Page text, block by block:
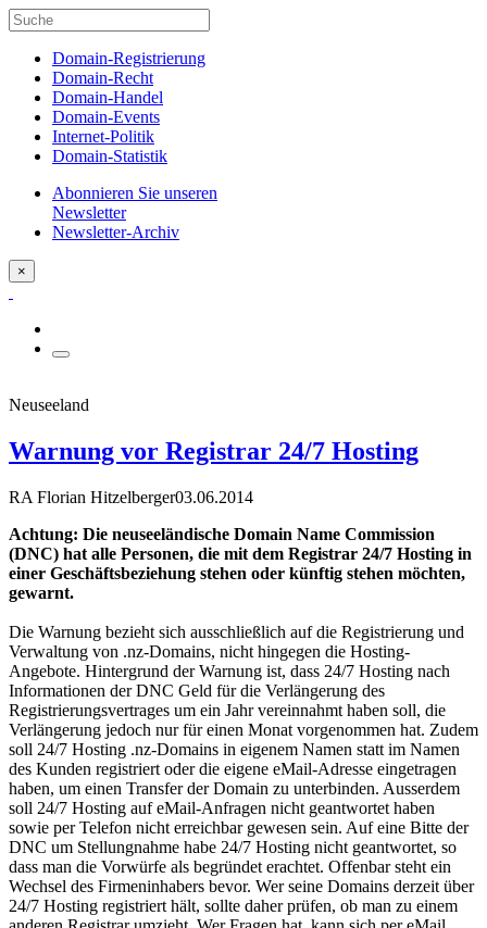
Domain-Registrierung
Domain-Recht
Domain-Handel
Domain-Events
Internet-Politik
Domain-Statistik
Abonnieren Sie unseren
Newsletter
Newsletter-Archiv
×
Neuseeland
Warnung vor Registrar 24/7 Hosting
RA Florian Hitzelberger03.06.2014
Achtung: Die neuseeländische Domain Name Commission
(DNC) hat alle Personen, die mit dem Registrar 24/7 Hosting in
einer Geschäftsbeziehung stehen oder künftig stehen möchten,
gewarnt.
Die Warnung bezieht sich ausschließlich auf die Registrierung und
Verwaltung von .nz-Domains, nicht hingegen die Hosting-
Angebote. Hintergrund der Warnung ist, dass 24/7 Hosting nach
Informationen der DNC Geld für die Verlängerung des
Registrierungsvertrages um ein Jahr vereinnahmt haben soll, die
Verlängerung jedoch nur für einen Monat vorgenommen hat. Zudem
soll 24/7 Hosting .nz-Domains in eigenem Namen statt im Namen
des Kunden registriert oder die eigene eMail-Adresse eingetragen
haben, um einen Transfer der Domain zu unterbinden. Ausserdem
soll 24/7 Hosting auf eMail-Anfragen nicht geantwortet haben
sowie per Telefon nicht erreichbar gewesen sein. Auf eine Bitte der
DNC um Stellungnahme habe 24/7 Hosting nicht geantwortet, so
dass man die Vorwürfe als begründet erachtet. Offenbar steht ein
Wechsel des Firmeninhabers bevor. Wer seine Domains derzeit über
24/7 Hosting registriert hält, sollte daher prüfen, ob man zu einem